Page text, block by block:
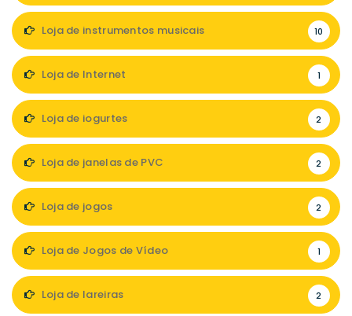
Loja de instrumentos musicais 10
Loja de Internet 1
Loja de iogurtes 2
Loja de janelas de PVC 2
Loja de jogos 2
Loja de Jogos de Vídeo 1
Loja de lareiras 2